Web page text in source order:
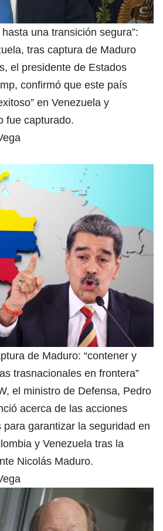
una transición segura”:
tras captura de Maduro
el presidente de Estados
confirmó que este país
en Venezuela y
fue capturado.
de Maduro: “contener y
trasnacionales en frontera”
el ministro de Defensa, Pedro
acerca de las acciones
para garantizar la seguridad en
y Venezuela tras la
Nicolás Maduro.